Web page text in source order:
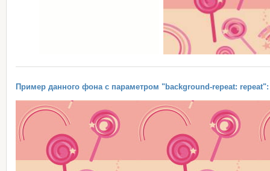
Пример данного фона с параметром "background-repeat: repeat":